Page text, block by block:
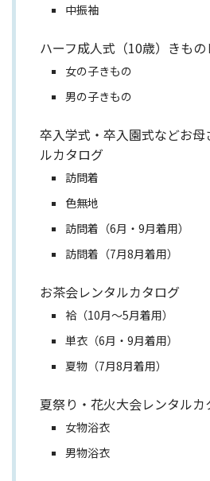
中振袖
ハーフ成人式（10歳）きも
女の子きもの
男の子きもの
卒入学式・卒入園式などお母
ルカタログ
訪問着
色無地
訪問着（6月・9月着用）
訪問着（7月8月着用）
お茶会レンタルカタログ
袷（10月～5月着用）
単衣（6月・9月着用）
夏物（7月8月着用）
夏祭り・花火大会レンタルカ
女物浴衣
男物浴衣